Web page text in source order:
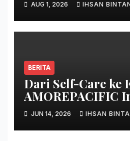
AUG 1, 2026 IHSAN
BERITA
Dari Self-Care ke
AMOREPACIFIC
Ciptakan Gerakan
Keberlanjutan
JUN 14, 2026 IHSAN